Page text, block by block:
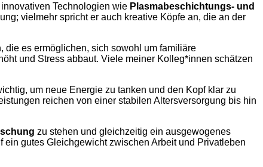
Technologien wie Plasmabeschichtungs- und
vielmehr spricht er auch kreative Köpfe an, die an der
die es ermöglichen, sich sowohl um familiäre
und Stress abbaut. Viele meiner Kolleg*innen schätzen
um neue Energie zu tanken und den Kopf klar zu
reichen von einer stabilen Altersversorgung bis hin
zu stehen und gleichzeitig ein ausgewogenes
gutes Gleichgewicht zwischen Arbeit und Privatleben